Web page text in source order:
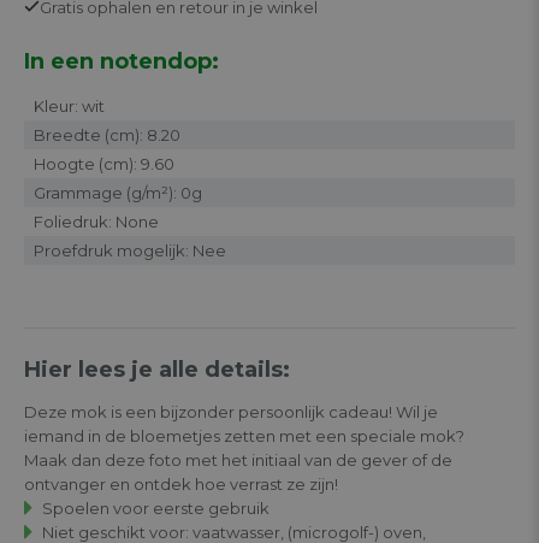
Gratis ophalen en retour in je winkel
In een notendop:
Kleur: wit
Breedte (cm): 8.20
Hoogte (cm): 9.60
Grammage (g/m²): 0g
Foliedruk: None
Proefdruk mogelijk: Nee
Hier lees je alle details:
Deze mok is een bijzonder persoonlijk cadeau! Wil je
iemand in de bloemetjes zetten met een speciale mok?
Maak dan deze foto met het initiaal van de gever of de
ontvanger en ontdek hoe verrast ze zijn!
Spoelen voor eerste gebruik
Niet geschikt voor: vaatwasser, (microgolf-) oven,